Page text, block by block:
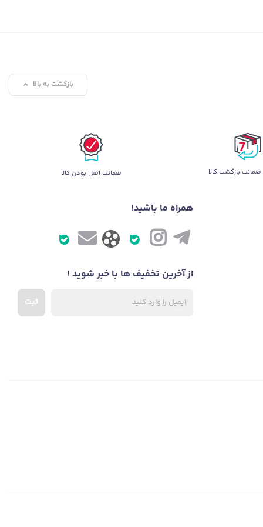
بازگشت به بالا
بازگشت کالا ضمانت اصل بودن کالا
همراه ما باشید!
از آخرین تخفیف ها با خبر شوید !
ثبت